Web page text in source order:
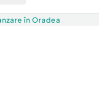
în Oradea